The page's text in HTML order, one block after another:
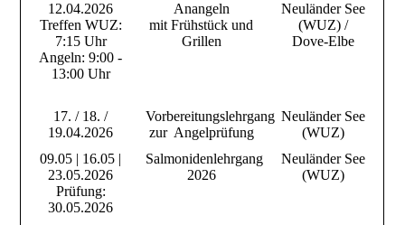
12.04.2026
Treffen WUZ:
7:15 Uhr
Angeln: 9:00 -
13:00 Uhr
Anangeln
mit Frühstück und
Grillen
Neuländer See
(WUZ) /
Dove-Elbe
17. / 18. /
19.04.2026
Vorbereitungslehrgang
zur Angelprüfung
Neuländer See
(WUZ)
09.05 | 16.05 |
23.05.2026
Prüfung:
30.05.2026
Salmonidenlehrgang
2026
Neuländer See
(WUZ)